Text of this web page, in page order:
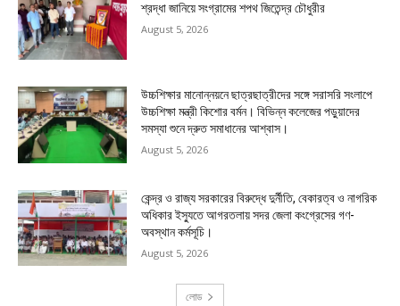
শ্রদ্ধা জানিয়ে সংগ্রামের শপথ জিতেন্দ্র চৌধুরীর
August 5, 2026
উচ্চশিক্ষার মানোন্নয়নে ছাত্রছাত্রীদের সঙ্গে সরাসরি সংলাপে
উচ্চশিক্ষা মন্ত্রী কিশোর বর্মন। বিভিন্ন কলেজের পড়ুয়াদের
সমস্যা শুনে দ্রুত সমাধানের আশ্বাস।
August 5, 2026
কেন্দ্র ও রাজ্য সরকারের বিরুদ্ধে দুর্নীতি, বেকারত্ব ও নাগরিক
অধিকার ইস্যুতে আগরতলায় সদর জেলা কংগ্রেসের গণ-
অবস্থান কর্মসূচি।
August 5, 2026
লোড